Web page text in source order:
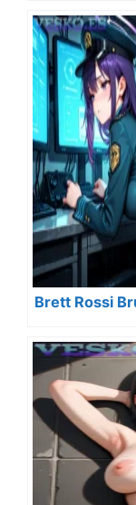
Brett Rossi